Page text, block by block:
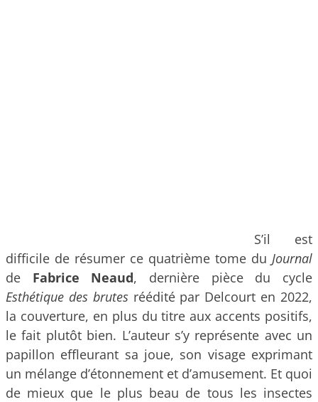
S’il est
difficile de résumer ce quatrième tome du Journal
de Fabrice Neaud, dernière pièce du cycle
Esthétique des brutesréédité par Delcourt en 2022,
la couverture, en plus du titre aux accents positifs,
le fait plutôt bien. L’auteur s’y représente avec un
papillon effleurant sa joue, son visage exprimant
un mélange d’étonnement et d’amusement. Et quoi
de mieux que le plus beau de tous les insectes